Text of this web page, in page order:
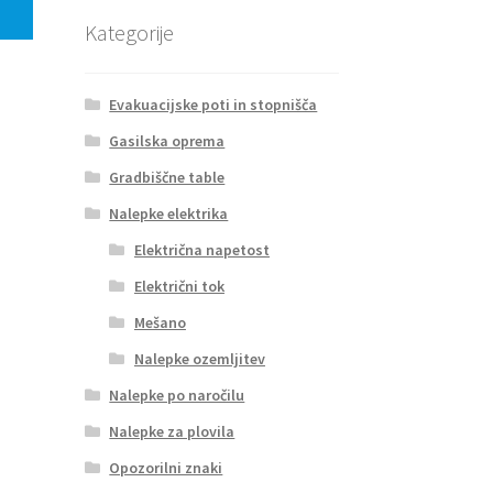
Kategorije
Evakuacijske poti in stopnišča
Gasilska oprema
Gradbiščne table
Nalepke elektrika
Električna napetost
Električni tok
Mešano
Nalepke ozemljitev
Nalepke po naročilu
Nalepke za plovila
Opozorilni znaki